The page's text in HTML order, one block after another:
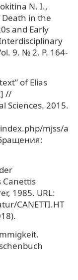
N. I.,
Death in the
and Early
9. № 2. P. 164-
of Elias
//
Sciences. 2015.
mjss/a
Canettis
1985. URL:
CANETTI.HT